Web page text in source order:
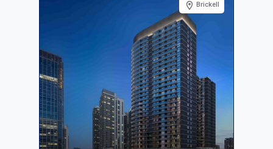
Brickell